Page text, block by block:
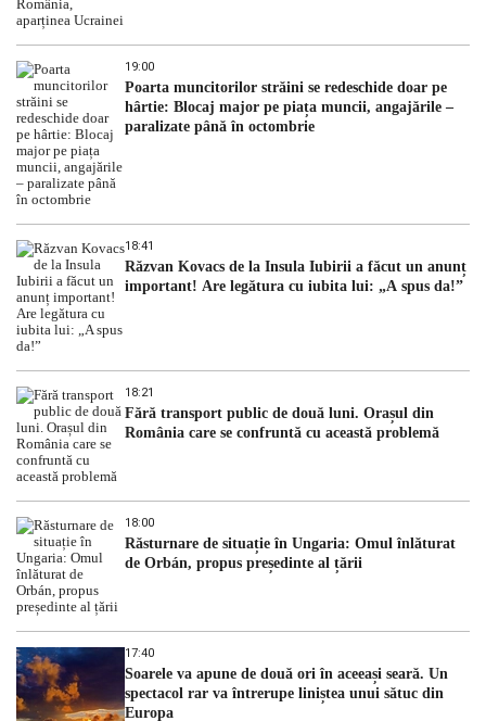
19:00
Poarta muncitorilor străini se redeschide doar pe
hârtie: Blocaj major pe piața muncii, angajările –
paralizate până în octombrie
18:41
Răzvan Kovacs de la Insula Iubirii a făcut un anunț
important! Are legătura cu iubita lui: „A spus da!”
18:21
Fără transport public de două luni. Orașul din
România care se confruntă cu această problemă
18:00
Răsturnare de situație în Ungaria: Omul înlăturat
de Orbán, propus președinte al țării
17:40
Soarele va apune de două ori în aceeași seară. Un
spectacol rar va întrerupe liniștea unui sătuc din
Europa